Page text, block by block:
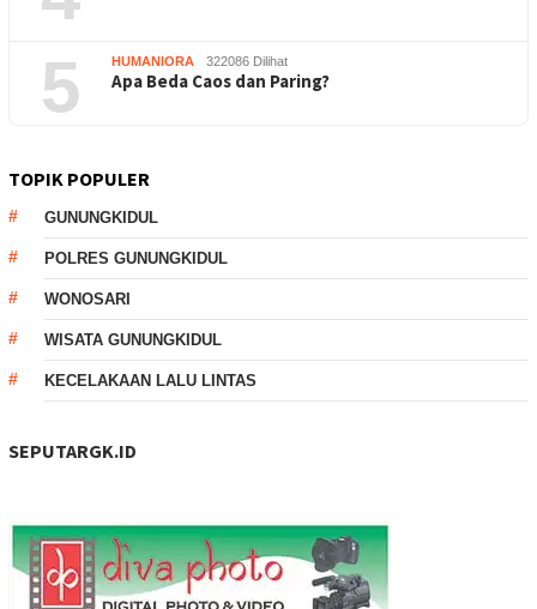
5 HUMANIORA 322086 Dilihat
Apa Beda Caos dan Paring?
TOPIK POPULER
GUNUNGKIDUL
POLRES GUNUNGKIDUL
WONOSARI
WISATA GUNUNGKIDUL
KECELAKAAN LALU LINTAS
SEPUTARGK.ID